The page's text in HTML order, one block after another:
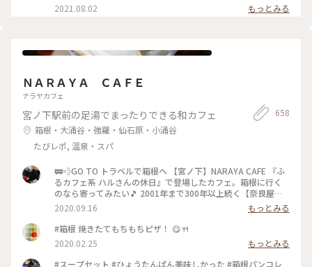
2021.08.02
もっとみる
ＮＡＲＡＹＡ ＣＡＦＥ
ナラヤカフェ
宮ノ下駅前の足湯でまったりできる和カフェ
箱根・大涌谷・強羅・仙石原・小涌谷
たびレポ, 温泉・スパ
658
🚃💨GO TO トラベルで箱根へ 【宮ノ下】NARAYA CAFE 『ふ
るカフェ系 ハルさんの休日』で登場したカフェ。箱根に行く
のなら寄ってみたい🎵 2001年まで300年以上続く【奈良屋旅
館】だったそうです。 明治時代には、外人さんの宿が【富士屋
ホテル】日本人の宿は【奈良屋旅館】って言われていたとか。
旅館の従業員寮だった建物を改装して2007年にオープン‼️
【１枚目の写真】 瓢箪型の最中。自分で餡をつめて食べるん
です。だからパリパリ(^^)d 何で瓢箪があちこちにあるんだ⁉️
宮ノ下は豊臣秀吉が小田原 北条氏攻めの時に入った温泉♨️が
2020.09.16
もっとみる
#箱根 焼きたてもちもちピザ！ 😋🍴
2020.02.25
もっとみる
#スープセット #ひょうたんぱん美味しかった #箱根パンコレ